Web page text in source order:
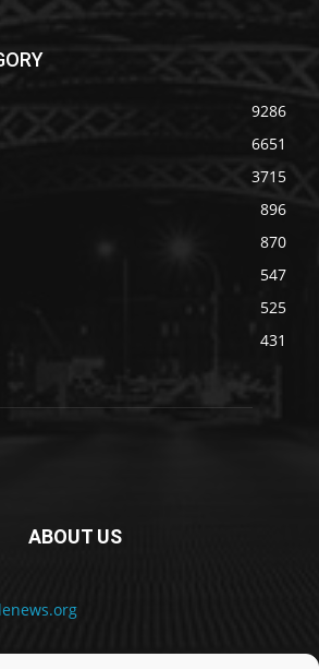
9286
6651
3715
896
870
547
525
431
ABOUT US